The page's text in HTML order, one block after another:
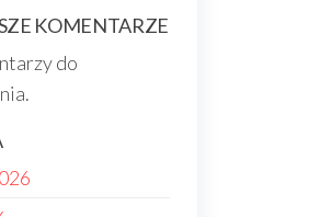
KOMENTARZE
do